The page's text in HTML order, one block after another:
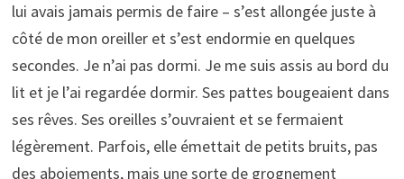
lui avais jamais permis de faire – s’est allongée juste à
côté de mon oreiller et s’est endormie en quelques
secondes. Je n’ai pas dormi. Je me suis assis au bord du
lit et je l’ai regardée dormir. Ses pattes bougeaient dans
ses rêves. Ses oreilles s’ouvraient et se fermaient
légèrement. Parfois, elle émettait de petits bruits, pas
des aboiements, mais une sorte de grognement